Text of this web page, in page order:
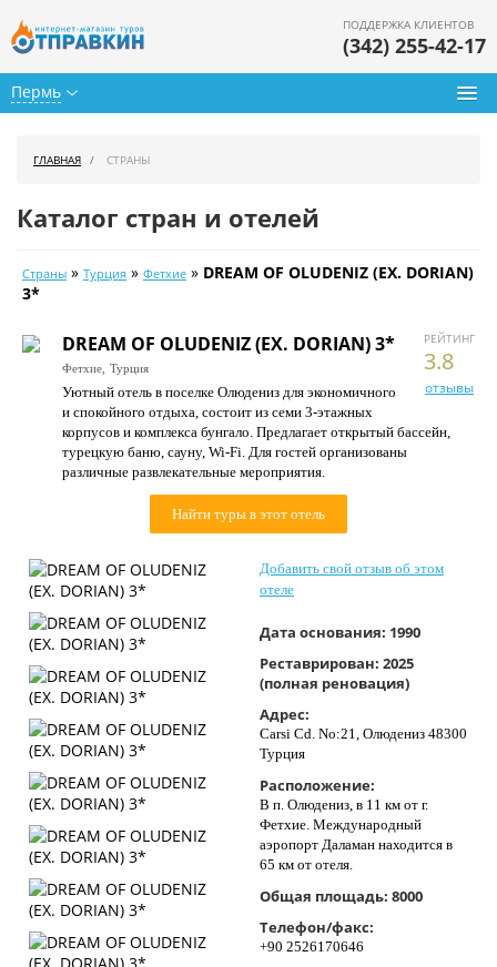
Пермь
ПОДДЕРЖКА КЛИЕНТОВ
(342) 255-42-17
Календарь туров
Цены дня
Страны
Как купить
О нас
ГЛАВНАЯ СТРАНЫ
Каталог стран и отелей
Страны » Турция » Фетхие » DREAM OF OLUDENIZ (EX. DORIAN)
3*
РЕЙТИНГ
3.8
отзывы
DREAM OF OLUDENIZ (EX. DORIAN) 3*
Фетхие, Турция
Уютный отель в поселке Олюдениз для экономичного
и спокойного отдыха, состоит из семи 3-этажных
корпусов и комплекса бунгало. Предлагает открытый бассейн,
турецкую баню, сауну, Wi-Fi. Для гостей организованы
различные развлекательные мероприятия.
Найти туры в этот отель
Добавить свой отзыв об этом
отеле
Дата основания: 1990
Реставрирован: 2025
(полная реновация)
Адрес:
Carsi Cd. No:21, Олюдениз 48300
Турция
Расположение:
В п. Олюдениз, в 11 км от г.
Фетхие. Международный
аэропорт Даламан находится в
65 км от отеля.
Общая площадь: 8000
Телефон/факс:
+90 2526170646